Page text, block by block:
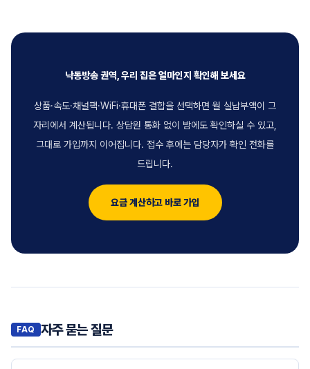
낙동방송 권역, 우리 집은 얼마인지 확인해 보세요
상품·속도·채널팩·WiFi·휴대폰 결합을 선택하면 월 실납부액이 그
자리에서 계산됩니다. 상담원 통화 없이 밤에도 확인하실 수 있고,
그대로 가입까지 이어집니다. 접수 후에는 담당자가 확인 전화를
드립니다.
요금 계산하고 바로 가입
자주 묻는 질문